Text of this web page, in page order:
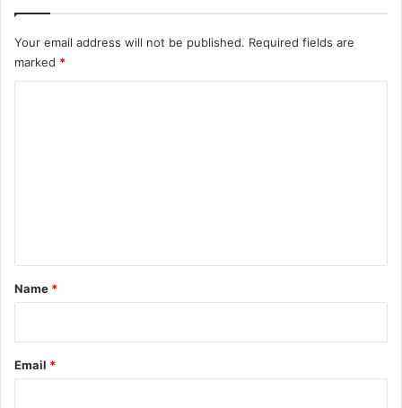
Your email address will not be published. Required fields are
marked *
*
Name *
Email *